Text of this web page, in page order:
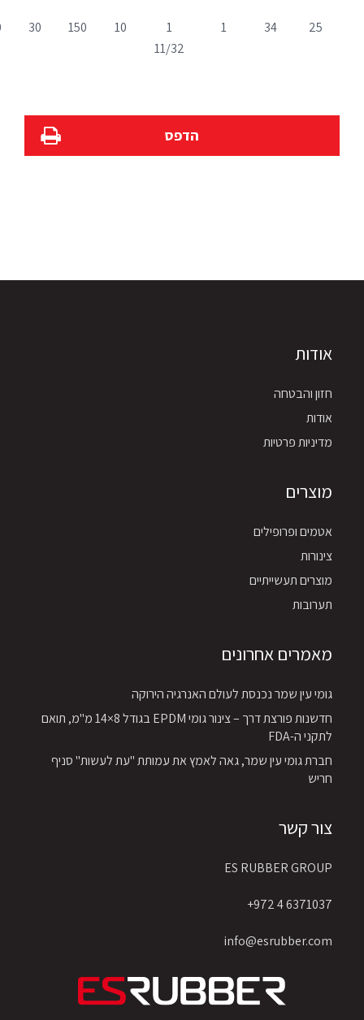
25
34
1
1
11/32
10
150
30
הדפס
אודות
חזון והבטחה
אודות
מדיניות פרטיות
מוצרים
אטמים ופרופילים
צינורות
מוצרים תעשייתיים
תערובות
מאמרים אחרונים
גומי עין שמר נכנסת לעולם האנרגיה הירוקה
חדשנות פורצת דרך – צינור גומי EPDM בגודל 8×14 מ"מ, תואם
לתקני ה-FDA
חברת גומי עין שמר, גאה לאמץ את עמותת "עת לעשות" סניף
חריש
צור קשר
ES RUBBER GROUP
6371037 4 972+
info@esrubber.com